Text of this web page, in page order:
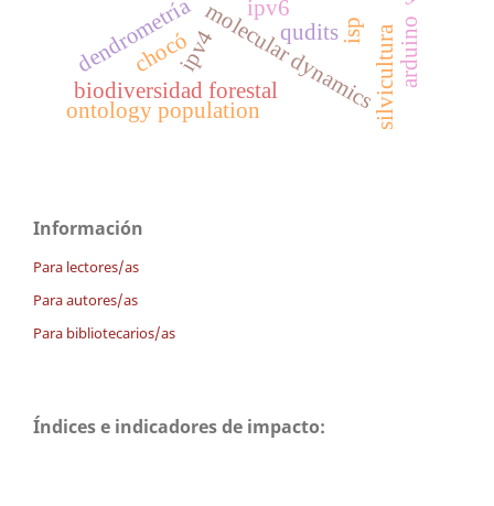
ipv6
ipv4molecular dynamics
qudits
biodiversidad forestal
dendrometría silvicultura
ontology population
isp
chocó arduino
Información
Para lectores/as
Para autores/as
Para bibliotecarios/as
Índices e indicadores de impacto: